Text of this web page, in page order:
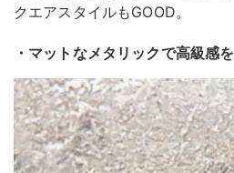
クエアスタイルもGOOD。
・マットなメタリックで高級感を